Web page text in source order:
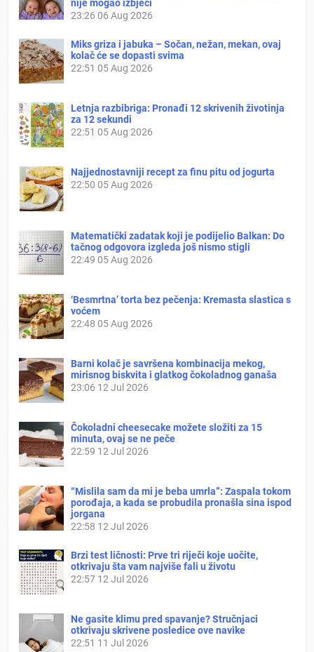
nije mogao izbjeći
23:26 06 Aug 2026
Miks griza i jabuka – Sočan, nežan, mekan, ovaj
kolač će se dopasti svima
22:51 05 Aug 2026
Letnja razbibriga: Pronađi 12 skrivenih životinja
za 12 sekundi
22:51 05 Aug 2026
Najjednostavniji recept za finu pitu od jogurta
22:50 05 Aug 2026
Matematički zadatak koji je podijelio Balkan: Do
tačnog odgovora izgleda još nismo stigli
22:49 05 Aug 2026
‘Besmrtna’ torta bez pečenja: Kremasta slastica s
voćem
22:48 05 Aug 2026
Barni kolač je savršena kombinacija mekog,
mirisnog biskvita i glatkog čokoladnog ganaša
23:06 12 Jul 2026
Čokoladni cheesecake možete složiti za 15
minuta, ovaj se ne peče
22:59 12 Jul 2026
“Mislila sam da mi je beba umrla”: Zaspala tokom
porođaja, a kada se probudila pronašla sina ispod
jorgana
22:58 12 Jul 2026
Brzi test ličnosti: Prve tri riječi koje uočite,
otkrivaju šta vam najviše fali u životu
22:57 12 Jul 2026
Ne gasite klimu pred spavanje? Stručnjaci
otkrivaju skrivene posledice ove navike
22:51 11 Jul 2026